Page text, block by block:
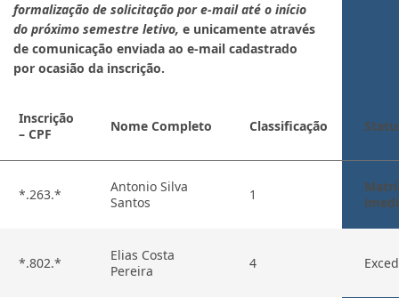
formalização de solicitação por e-mail até o início
do próximo semestre letivo, e unicamente através
de comunicação enviada ao e-mail cadastrado
por ocasião da inscrição.
Inscrição
– CPF
Nome Completo Classificação
*.263.*
Antonio Silva
Santos
1
*.802.*
Elias Costa
Pereira
4